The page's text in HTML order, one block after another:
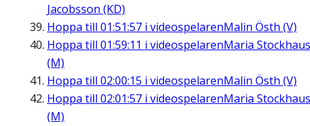
Jacobsson (KD)
Hoppa till 01:51:57 i videospelarenMalin Östh (V)
Hoppa till 01:59:11 i videospelarenMaria Stockhaus
(M)
Hoppa till 02:00:15 i videospelarenMalin Östh (V)
Hoppa till 02:01:57 i videospelarenMaria Stockhaus
(M)